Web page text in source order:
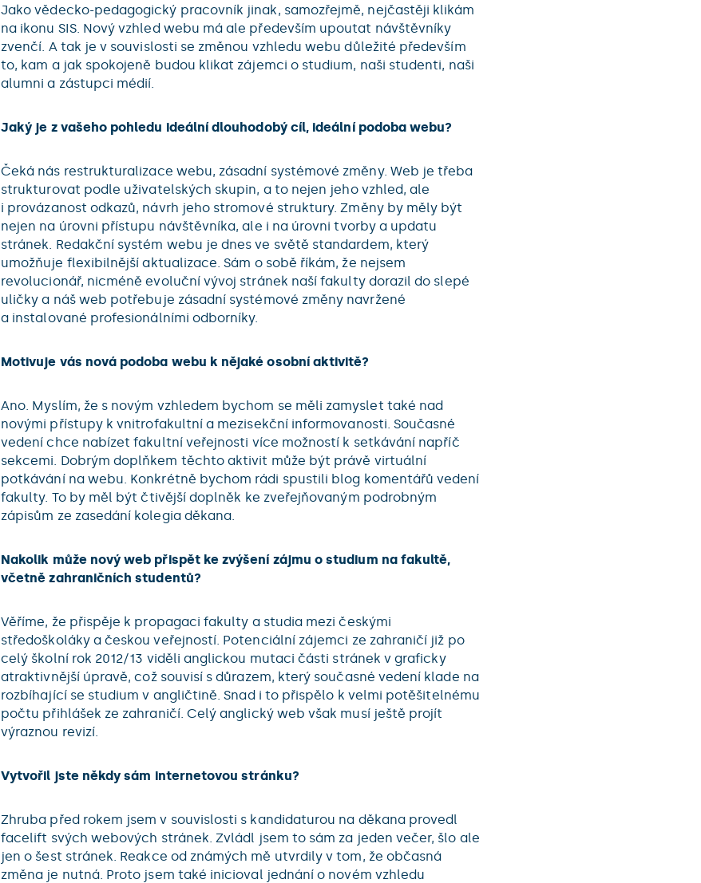
Jako vědecko-pedagogický pracovník jinak, samozřejmě, nejčastěji klikám
na ikonu SIS. Nový vzhled webu má ale především upoutat návštěvníky
zvenčí. A tak je v souvislosti se změnou vzhledu webu důležité především
to, kam a jak spokojeně budou klikat zájemci o studium, naši studenti, naši
alumni a zástupci médií.
Jaký je z vašeho pohledu ideální dlouhodobý cíl, ideální podoba webu?
Čeká nás restrukturalizace webu, zásadní systémové změny. Web je třeba
strukturovat podle uživatelských skupin, a to nejen jeho vzhled, ale
i provázanost odkazů, návrh jeho stromové struktury. Změny by měly být
nejen na úrovni přístupu návštěvníka, ale i na úrovni tvorby a updatu
stránek. Redakční systém webu je dnes ve světě standardem, který
umožňuje flexibilnější aktualizace. Sám o sobě říkám, že nejsem
revolucionář, nicméně evoluční vývoj stránek naší fakulty dorazil do slepé
uličky a náš web potřebuje zásadní systémové změny navržené
a instalované profesionálními odborníky.
Motivuje vás nová podoba webu k nějaké osobní aktivitě?
Ano. Myslím, že s novým vzhledem bychom se měli zamyslet také nad
novými přístupy k vnitrofakultní a mezisekční informovanosti. Současné
vedení chce nabízet fakultní veřejnosti více možností k setkávání napříč
sekcemi. Dobrým doplňkem těchto aktivit může být právě virtuální
potkávání na webu. Konkrétně bychom rádi spustili blog komentářů vedení
fakulty. To by měl být čtivější doplněk ke zveřejňovaným podrobným
zápisům ze zasedání kolegia děkana.
Nakolik může nový web přispět ke zvýšení zájmu o studium na fakultě,
včetně zahraničních studentů?
Věříme, že přispěje k propagaci fakulty a studia mezi českými
středoškoláky a českou veřejností. Potenciální zájemci ze zahraničí již po
celý školní rok 2012/13 viděli anglickou mutaci části stránek v graficky
atraktivnější úpravě, což souvisí s důrazem, který současné vedení klade na
rozbíhající se studium v angličtině. Snad i to přispělo k velmi potěšitelnému
počtu přihlášek ze zahraničí. Celý anglický web však musí ještě projít
výraznou revizí.
Vytvořil jste někdy sám internetovou stránku?
Zhruba před rokem jsem v souvislosti s kandidaturou na děkana provedl
facelift svých webových stránek. Zvládl jsem to sám za jeden večer, šlo ale
jen o šest stránek. Reakce od známých mě utvrdily v tom, že občasná
změna je nutná. Proto jsem také inicioval jednání o novém vzhledu